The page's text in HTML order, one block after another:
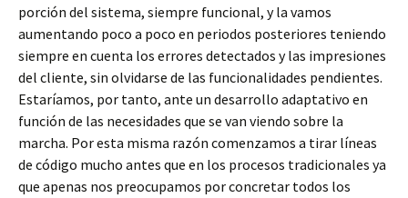
porción del sistema, siempre funcional, y la vamos
aumentando poco a poco en periodos posteriores teniendo
siempre en cuenta los errores detectados y las impresiones
del cliente, sin olvidarse de las funcionalidades pendientes.
Estaríamos, por tanto, ante un desarrollo adaptativo en
función de las necesidades que se van viendo sobre la
marcha. Por esta misma razón comenzamos a tirar líneas
de código mucho antes que en los procesos tradicionales ya
que apenas nos preocupamos por concretar todos los